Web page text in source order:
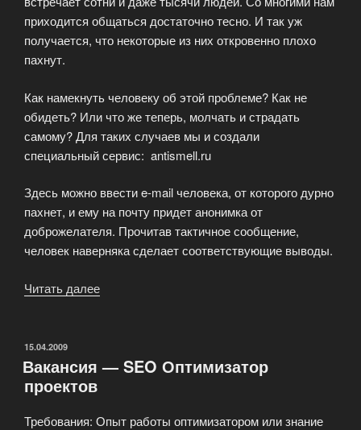
приходится общаться достаточно тесно. И так уж
получается, что некоторые из них откровенно плохо
пахнут.
Как намекнуть человеку об этой проблеме? Как не
обидеть? Или что же теперь, молчать и страдать
самому? Для таких случаев мы и создали
специальный сервис: antismell.ru
Здесь можно ввести e-mail человека, от которого дурно
пахнет, и ему на почту придет анонимка от
доброжелателя. Прочитав тактичное сообщение,
человек наверняка сделает соответствующие выводы.
Читать далее
неприятных
ОПУБЛИКОВАНО
15.04.2009
Вакансия — SEO Оптимизатор
проектов
Требования: Опыт работы оптимизатором или знание